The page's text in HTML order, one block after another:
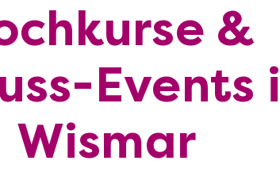
&
Events
Wismar